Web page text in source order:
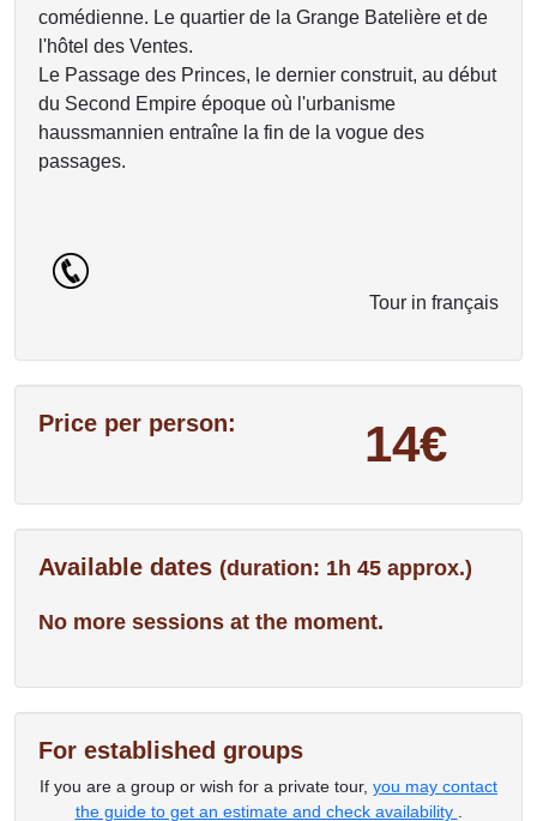
comédienne. Le quartier de la Grange Batelière et de
l'hôtel des Ventes.
Le Passage des Princes, le dernier construit, au début
du Second Empire époque où l'urbanisme
haussmannien entraîne la fin de la vogue des
passages.
Tour in français
Price per person: 14€
Available dates (duration: 1h 45 approx.)
No more sessions at the moment.
For established groups
If you are a group or wish for a private tour, you may contact
the guide to get an estimate and check availability